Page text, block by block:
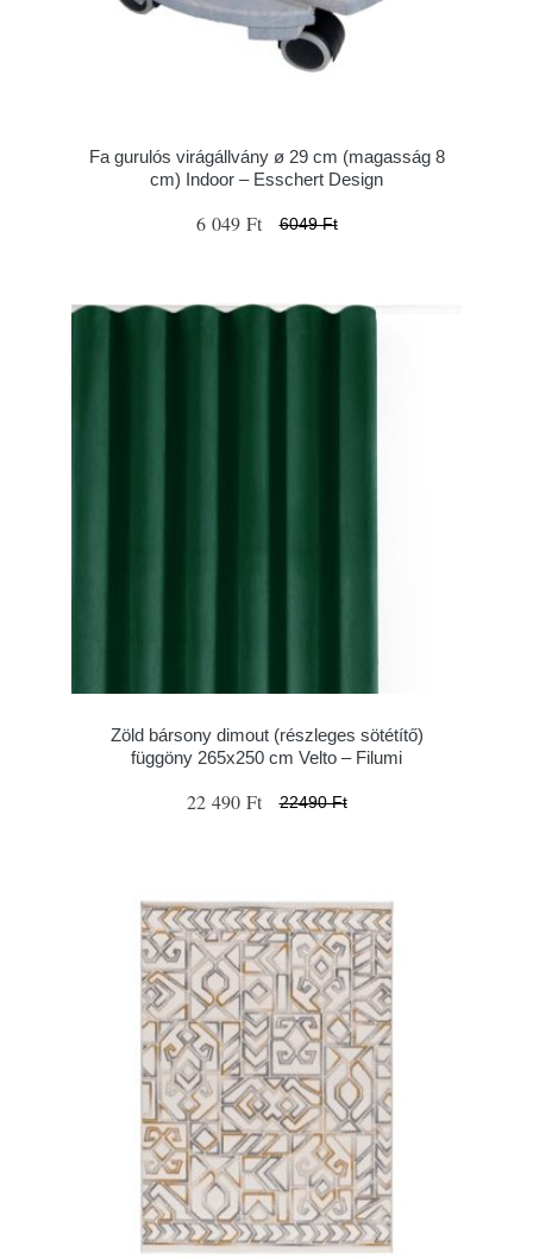
Fa gurulós virágállvány ø 29 cm (magasság 8
cm) Indoor – Esschert Design
6 049 Ft 6049 Ft
Zöld bársony dimout (részleges sötétítő)
függöny 265x250 cm Velto – Filumi
22 490 Ft 22490 Ft